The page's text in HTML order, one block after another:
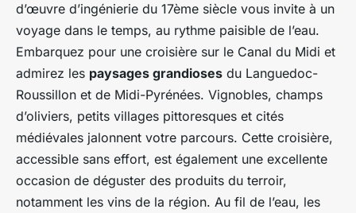
d’œuvre d’ingénierie du 17ème siècle vous invite à un
voyage dans le temps, au rythme paisible de l’eau.
Embarquez pour une croisière sur le Canal du Midi et
admirez les paysages grandioses du Languedoc-
Roussillon et de Midi-Pyrénées. Vignobles, champs
d’oliviers, petits villages pittoresques et cités
médiévales jalonnent votre parcours. Cette croisière,
accessible sans effort, est également une excellente
occasion de déguster des produits du terroir,
notamment les vins de la région. Au fil de l’eau, les